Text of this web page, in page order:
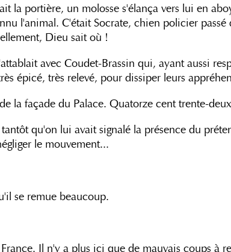
portière, un molosse s'élança vers lui en
l'animal. C'était Socrate, chien policier
Dieu sait où !
avec Coudet-Brassin qui, ayant aussi
épicé, très relevé, pour dissiper leurs
la façade du Palace. Quatorze cent trente-
qu'on lui avait signalé la présence du
le mouvement...
se remue beaucoup.
Il n'y a plus ici que de mauvais coups à